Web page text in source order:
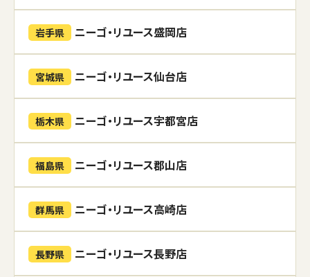
岩手県 ニーゴ・リユース盛岡店
宮城県 ニーゴ・リユース仙台店
栃木県 ニーゴ・リユース宇都宮店
福島県 ニーゴ・リユース郡山店
群馬県 ニーゴ・リユース高崎店
長野県 ニーゴ・リユース長野店